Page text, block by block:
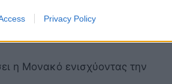
Privacy Policy
η Μονακό ενισχύοντας την